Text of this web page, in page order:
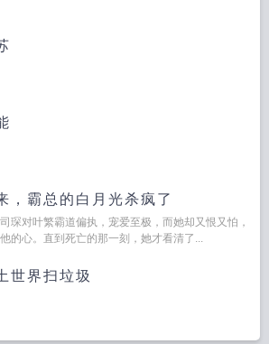
，霸总的白月光杀疯了
琛对叶繁霸道偏执，宠爱至极，而她却又恨又怕，
的心。直到死亡的那一刻，她才看清了...
世界扫垃圾